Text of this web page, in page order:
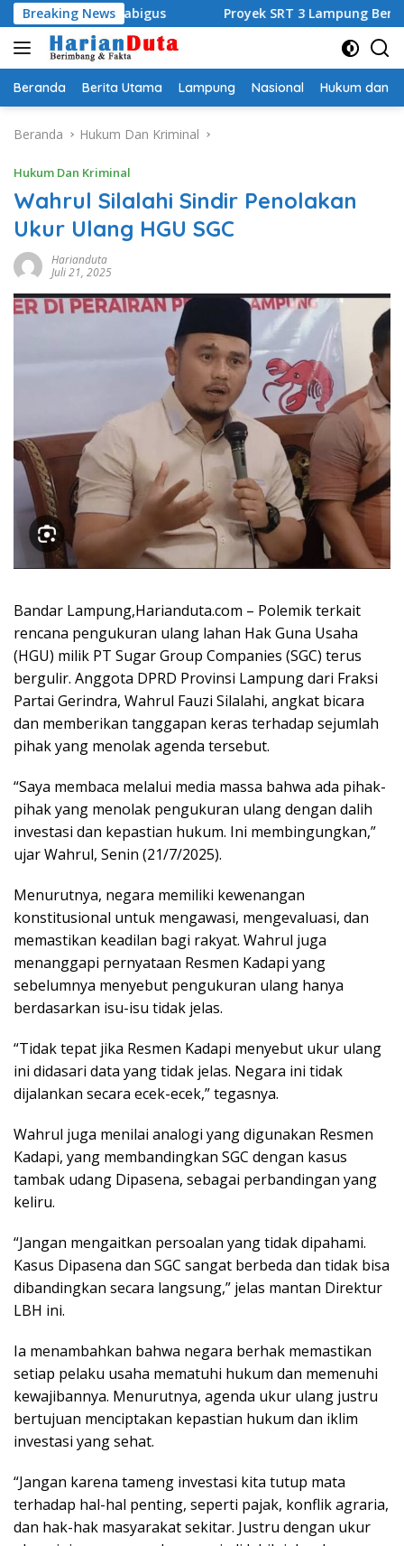
Langsung
ke
konten
Breaking News
Kamabigus Proyek SRT 3 Lampung Bernilai Rp453 M
Beranda Berita Utama Lampung Nasional Hukum dan
Beranda Hukum Dan Kriminal
Hukum Dan Kriminal
Wahrul Silalahi Sindir Penolakan
Ukur Ulang HGU SGC
Harianduta
Juli 21, 2025
Bandar Lampung,Harianduta.com – Polemik terkait
rencana pengukuran ulang lahan Hak Guna Usaha
(HGU) milik PT Sugar Group Companies (SGC) terus
bergulir. Anggota DPRD Provinsi Lampung dari Fraksi
Partai Gerindra, Wahrul Fauzi Silalahi, angkat bicara
dan memberikan tanggapan keras terhadap sejumlah
pihak yang menolak agenda tersebut.
“Saya membaca melalui media massa bahwa ada pihak-
pihak yang menolak pengukuran ulang dengan dalih
investasi dan kepastian hukum. Ini membingungkan,”
ujar Wahrul, Senin (21/7/2025).
Menurutnya, negara memiliki kewenangan
konstitusional untuk mengawasi, mengevaluasi, dan
memastikan keadilan bagi rakyat. Wahrul juga
menanggapi pernyataan Resmen Kadapi yang
sebelumnya menyebut pengukuran ulang hanya
berdasarkan isu-isu tidak jelas.
“Tidak tepat jika Resmen Kadapi menyebut ukur ulang
ini didasari data yang tidak jelas. Negara ini tidak
dijalankan secara ecek-ecek,” tegasnya.
Wahrul juga menilai analogi yang digunakan Resmen
Kadapi, yang membandingkan SGC dengan kasus
tambak udang Dipasena, sebagai perbandingan yang
keliru.
“Jangan mengaitkan persoalan yang tidak dipahami.
Kasus Dipasena dan SGC sangat berbeda dan tidak bisa
dibandingkan secara langsung,” jelas mantan Direktur
LBH ini.
Ia menambahkan bahwa negara berhak memastikan
setiap pelaku usaha mematuhi hukum dan memenuhi
kewajibannya. Menurutnya, agenda ukur ulang justru
bertujuan menciptakan kepastian hukum dan iklim
investasi yang sehat.
“Jangan karena tameng investasi kita tutup mata
terhadap hal-hal penting, seperti pajak, konflik agraria,
dan hak-hak masyarakat sekitar. Justru dengan ukur